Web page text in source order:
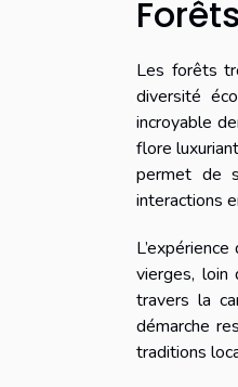
Les forêts
diversité
incroyable
flore
permet de
interactions
vierges, loin
travers la
démarche
traditions